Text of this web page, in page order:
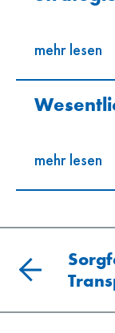
mehr lesen
mehr lesen